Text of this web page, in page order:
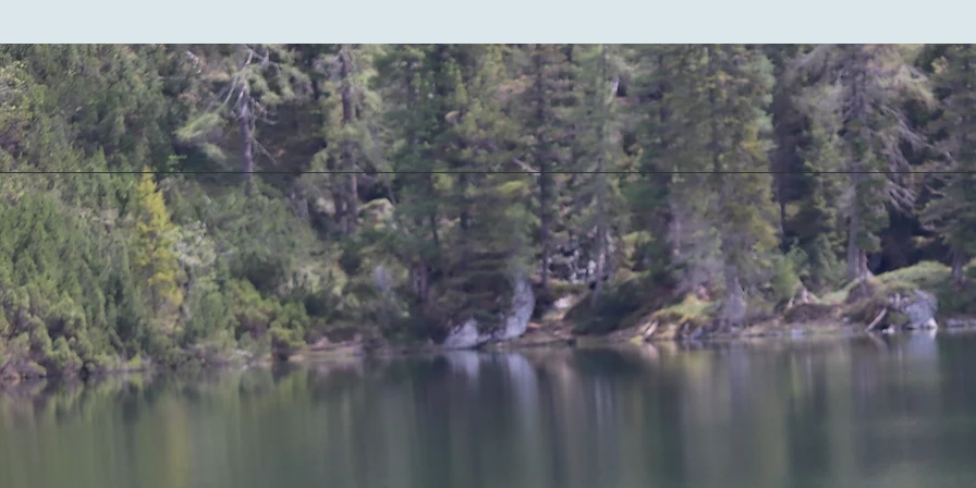
Sieh's mal so
Achtsamkeits-und Resilienztraining